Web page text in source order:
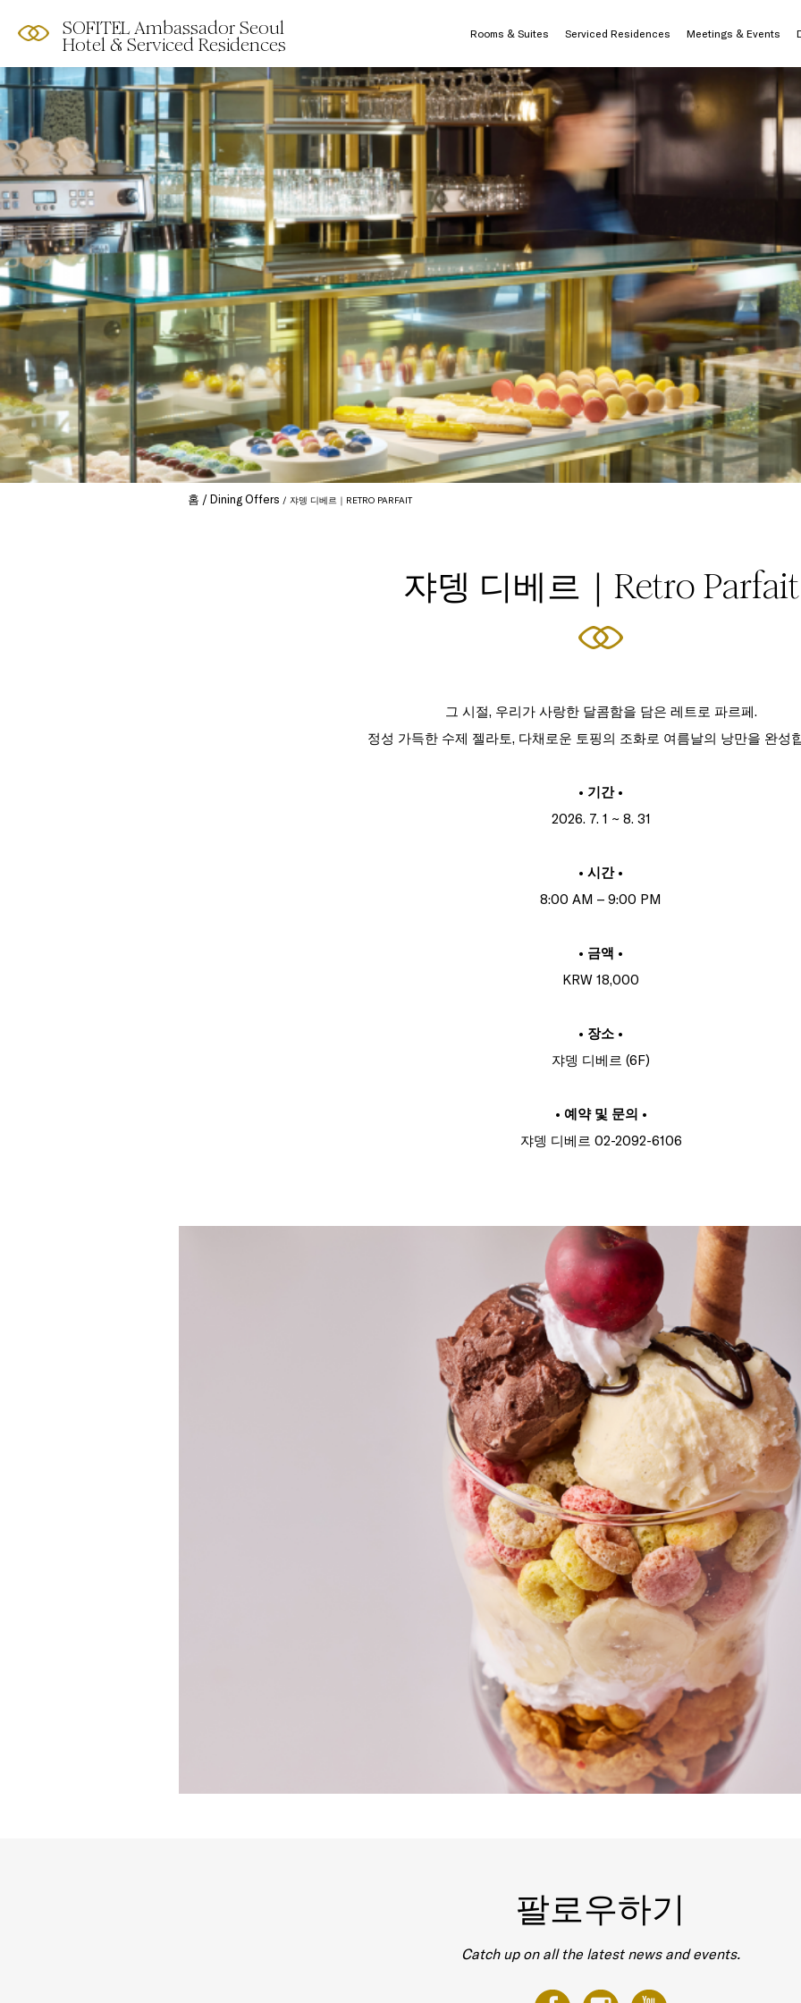
SOFITEL Ambassador Seoul
Hotel & Serviced Residences
Rooms & Suites Serviced Residences Meetings & Events
홈 Dining Offers 쟈뎅 디베르｜RETRO PARFAIT
쟈뎅 디베르｜Retro Parfait
그 시절, 우리가 사랑한 달콤함을 담은 레트로 파르페.
정성 가득한 수제 젤라토, 다채로운 토핑의 조화로 여름날의 낭만을 완성
• 기간 •
2026. 7. 1 ~ 8. 31
• 시간 •
8:00 AM – 9:00 PM
• 금액 •
KRW 18,000
• 장소 •
쟈뎅 디베르 (6F)
• 예약 및 문의 •
쟈뎅 디베르 02-2092-6106
팔로우하기
Catch up on all the latest news and events.